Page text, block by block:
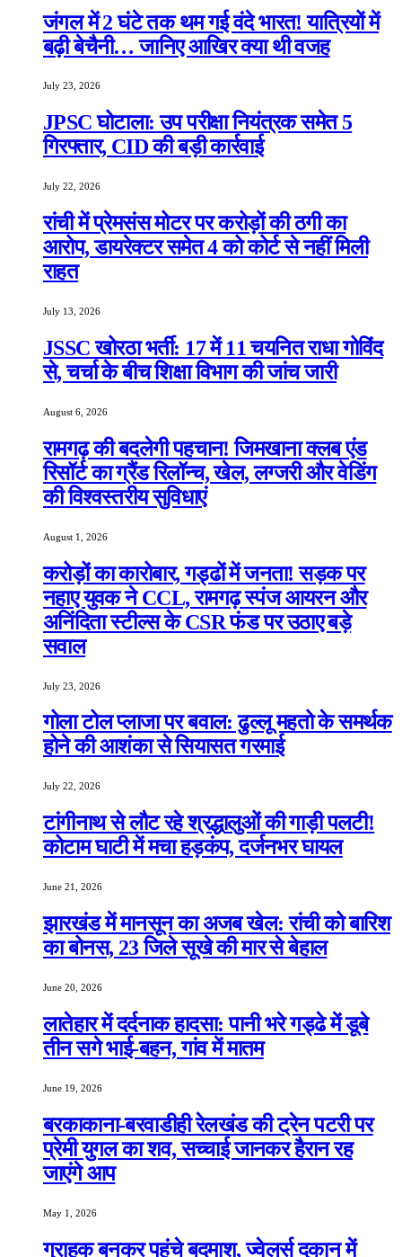
जंगल में 2 घंटे तक थम गई वंदे भारत! यात्रियों में
बढ़ी बेचैनी… जानिए आखिर क्या थी वजह
July 23, 2026
JPSC घोटाला: उप परीक्षा नियंत्रक समेत 5
गिरफ्तार, CID की बड़ी कार्रवाई
July 22, 2026
रांची में प्रेमसंस मोटर पर करोड़ों की ठगी का
आरोप, डायरेक्टर समेत 4 को कोर्ट से नहीं मिली
राहत
July 13, 2026
JSSC खोरठा भर्ती: 17 में 11 चयनित राधा गोविंद
से, चर्चा के बीच शिक्षा विभाग की जांच जारी
August 6, 2026
रामगढ़ की बदलेगी पहचान! जिमखाना क्लब एंड
रिसॉर्ट का ग्रैंड रिलॉन्च, खेल, लग्जरी और वेडिंग
की विश्वस्तरीय सुविधाएं
August 1, 2026
करोड़ों का कारोबार, गड्ढों में जनता! सड़क पर
नहाए युवक ने CCL, रामगढ़ स्पंज आयरन और
अनिंदिता स्टील्स के CSR फंड पर उठाए बड़े
सवाल
July 23, 2026
गोला टोल प्लाजा पर बवाल: ढुल्लू महतो के समर्थक
होने की आशंका से सियासत गरमाई
July 22, 2026
टांगीनाथ से लौट रहे श्रद्धालुओं की गाड़ी पलटी!
कोटाम घाटी में मचा हड़कंप, दर्जनभर घायल
June 21, 2026
झारखंड में मानसून का अजब खेल: रांची को बारिश
का बोनस, 23 जिले सूखे की मार से बेहाल
June 20, 2026
लातेहार में दर्दनाक हादसा: पानी भरे गड्ढे में डूबे
तीन सगे भाई-बहन, गांव में मातम
June 19, 2026
बरकाकाना-बरवाडीही रेलखंड की ट्रेन पटरी पर
प्रेमी युगल का शव, सच्चाई जानकर हैरान रह
जाएंगे आप
May 1, 2026
ग्राहक बनकर पहुंचे बदमाश, ज्वेलर्स दुकान में